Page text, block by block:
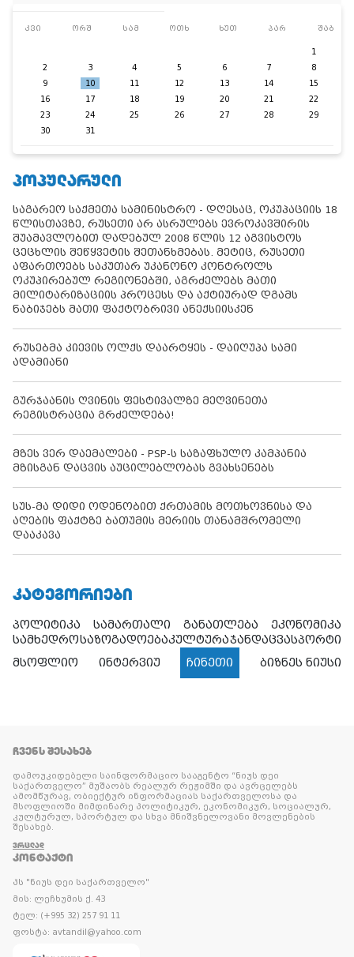
კვი ორშ სამ ოთხ ხუთ პარ შაბ
1
2
3 4 5 6 7
8
9
10 11 12 13 14
15
16
17 18 19 20 21
22
23
24 25 26 27 28
29
30
31
ᲞᲝᲞᲣᲚᲐᲠᲣᲚᲘ
საგარეო საქმეთა სამინისტრო - დღესაც, ოკუპაციის 18
წლისთავზე, რუსეთი არ ასრულებს ევროკავშირის
შუამავლობით დადებულ 2008 წლის 12 აგვისტოს
ცეცხლის შეწყვეტის შეთანხმებას. მეტიც, რუსეთი
აფართოებს საკუთარ უკანონო კონტროლს
ოკუპირებულ რეგიონებში, აგრძელებს მათი
მილიტარიზაციის პროცესს და აქტიურად დგამს
ნაბიჯებს მათი ფაქტობრივი ანექსიისკენ
რუსებმა კიევის ოლქს დაარტყეს - დაიღუპა სამი
ადამიანი
გურჯაანის ღვინის ფესტივალზე მეღვინეთა
რეგისტრაცია გრძელდება!
მზეს ვერ დაემალები - PSP-ს საზაფხულო კამპანია
მზისგან დაცვის აუცილებლობას გვახსენებს
სუს-მა დიდი ოდენობით ქრთამის მოთხოვნისა და
აღების ფაქტზე ბათუმის მერიის თანამშრომელი
დააკავა
ᲙᲐᲢᲔᲒᲝᲠᲘᲔᲑᲘ
პოლიტიკა სამართალი განათლება
ეკონომიკა
სამხედროსაზოგადოებაკულტურაჯანდაცვასპორტი
მსოფლიო
ინტერვიუ ჩინეთი ბიზნეს ნიუსი
ᲩᲕᲔᲜᲡ ᲨᲔᲡᲐᲮᲔᲑ
დამოუკიდებელი საინფორმაციო სააგენტო “ნიუს დეი
საქართველო” მუშაობს რეალურ რეჟიმში და ავრცელებს
ამომწურავ, ობიექტურ ინფორმაციას საქართველოსა და
მსოფლიოში მიმდინარე პოლიტიკურ, ეკონომიკურ, სოციალურ,
კულტურულ, სპორტულ და სხვა მნიშვნელოვანი მოვლენების
შესახებ.
ᲕᲠᲪᲚᲐᲓ
ᲙᲝᲜᲢᲐᲥᲢᲘ
პს "ნიუს დეი საქართველო"
მის: ლეჩხუმის ქ. 43
ტელ: (+995 32) 257 91 11
ფოსტა: avtandil@yahoo.com